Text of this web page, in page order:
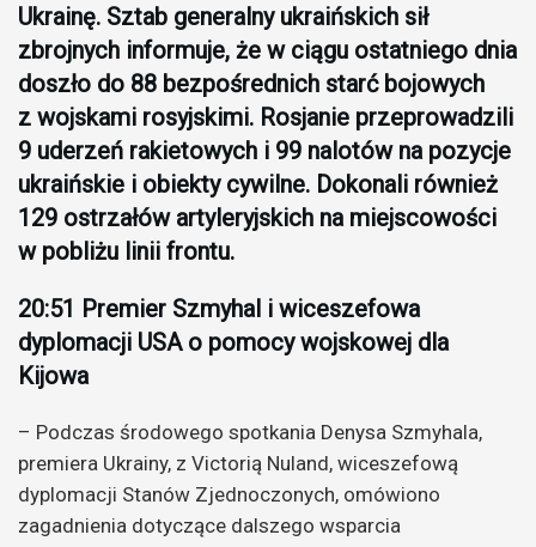
Ukrainę. Sztab generalny ukraińskich sił
zbrojnych informuje, że w ciągu ostatniego dnia
doszło do 88 bezpośrednich starć bojowych
z wojskami rosyjskimi. Rosjanie przeprowadzili
9 uderzeń rakietowych i 99 nalotów na pozycje
ukraińskie i obiekty cywilne. Dokonali również
129 ostrzałów artyleryjskich na miejscowości
w pobliżu linii frontu.
20:51 Premier Szmyhal i wiceszefowa
dyplomacji USA o pomocy wojskowej dla
Kijowa
– Podczas środowego spotkania Denysa Szmyhala,
premiera Ukrainy, z Victorią Nuland, wiceszefową
dyplomacji Stanów Zjednoczonych, omówiono
zagadnienia dotyczące dalszego wsparcia